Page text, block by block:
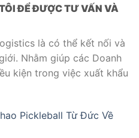
ĐỂ ĐƯỢC TƯ VẤN VÀ
là có thể kết nối và
Nhằm giúp các Doanh
kiện trong việc xuất khẩu
Pickleball Từ Đức Về